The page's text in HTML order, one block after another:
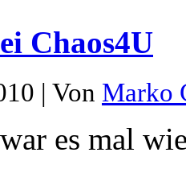
Chaos4U
| Von Marko
es mal